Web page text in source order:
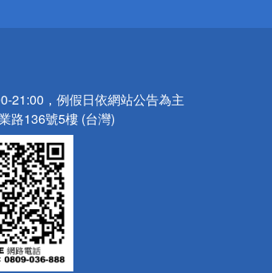
21:00，例假日依網站公告為主
路136號5樓 (台灣)